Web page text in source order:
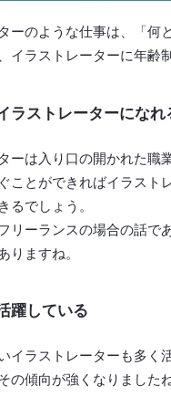
ーのような仕事は、「何
イラストレーターに年齢
ラストレーターになれ
ーは入り口の開かれた職
ことができればイラスト
るでしょう。
リーランスの場合の話で
りますね。
躍している
イラストレーターも多く
の傾向が強くなりましたね